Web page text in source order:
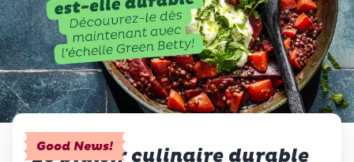
Good News!
Le plaisir culinaire durable